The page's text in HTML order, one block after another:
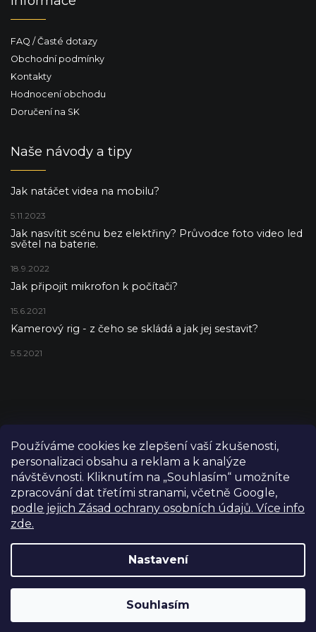
Používáme cookies ke zlepšení vaší zkušenosti,
personalizaci obsahu a reklam a k analýze
návštěvnosti. Kliknutím na „Souhlasím“ umožníte
zpracování dat třetími stranami, včetně Google,
podle jejich Zásad ochrany osobních údajů. Více info
zde.
Nastavení
Souhlasím
Výdejní sklad Praha: PO–PÁ 8:00–16:00. Při objednání a
FAQ / Časté dotazy
Obchodní podmínky
Kontakty
Hodnocení obchodu
Doručení na SK
Naše návody a tipy
Jak natáčet videa na mobilu?
5.11.2023
Jak nasvítit scénu bez elektřiny? Průvodce foto video led
světel na baterie.
18.9.2022
Jak připojit mikrofon k počítači?
15.6.2021
Kamerový rig - z čeho se skládá a jak jej sestavit?
5.5.2021
Vytvořil Shoptet
Copyright 2026FILM-TECHNIKA. Všechna práva vyhrazena.
Upravit nastavení cookies